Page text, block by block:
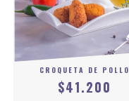
CROQUETA DE POLLO
$41.200